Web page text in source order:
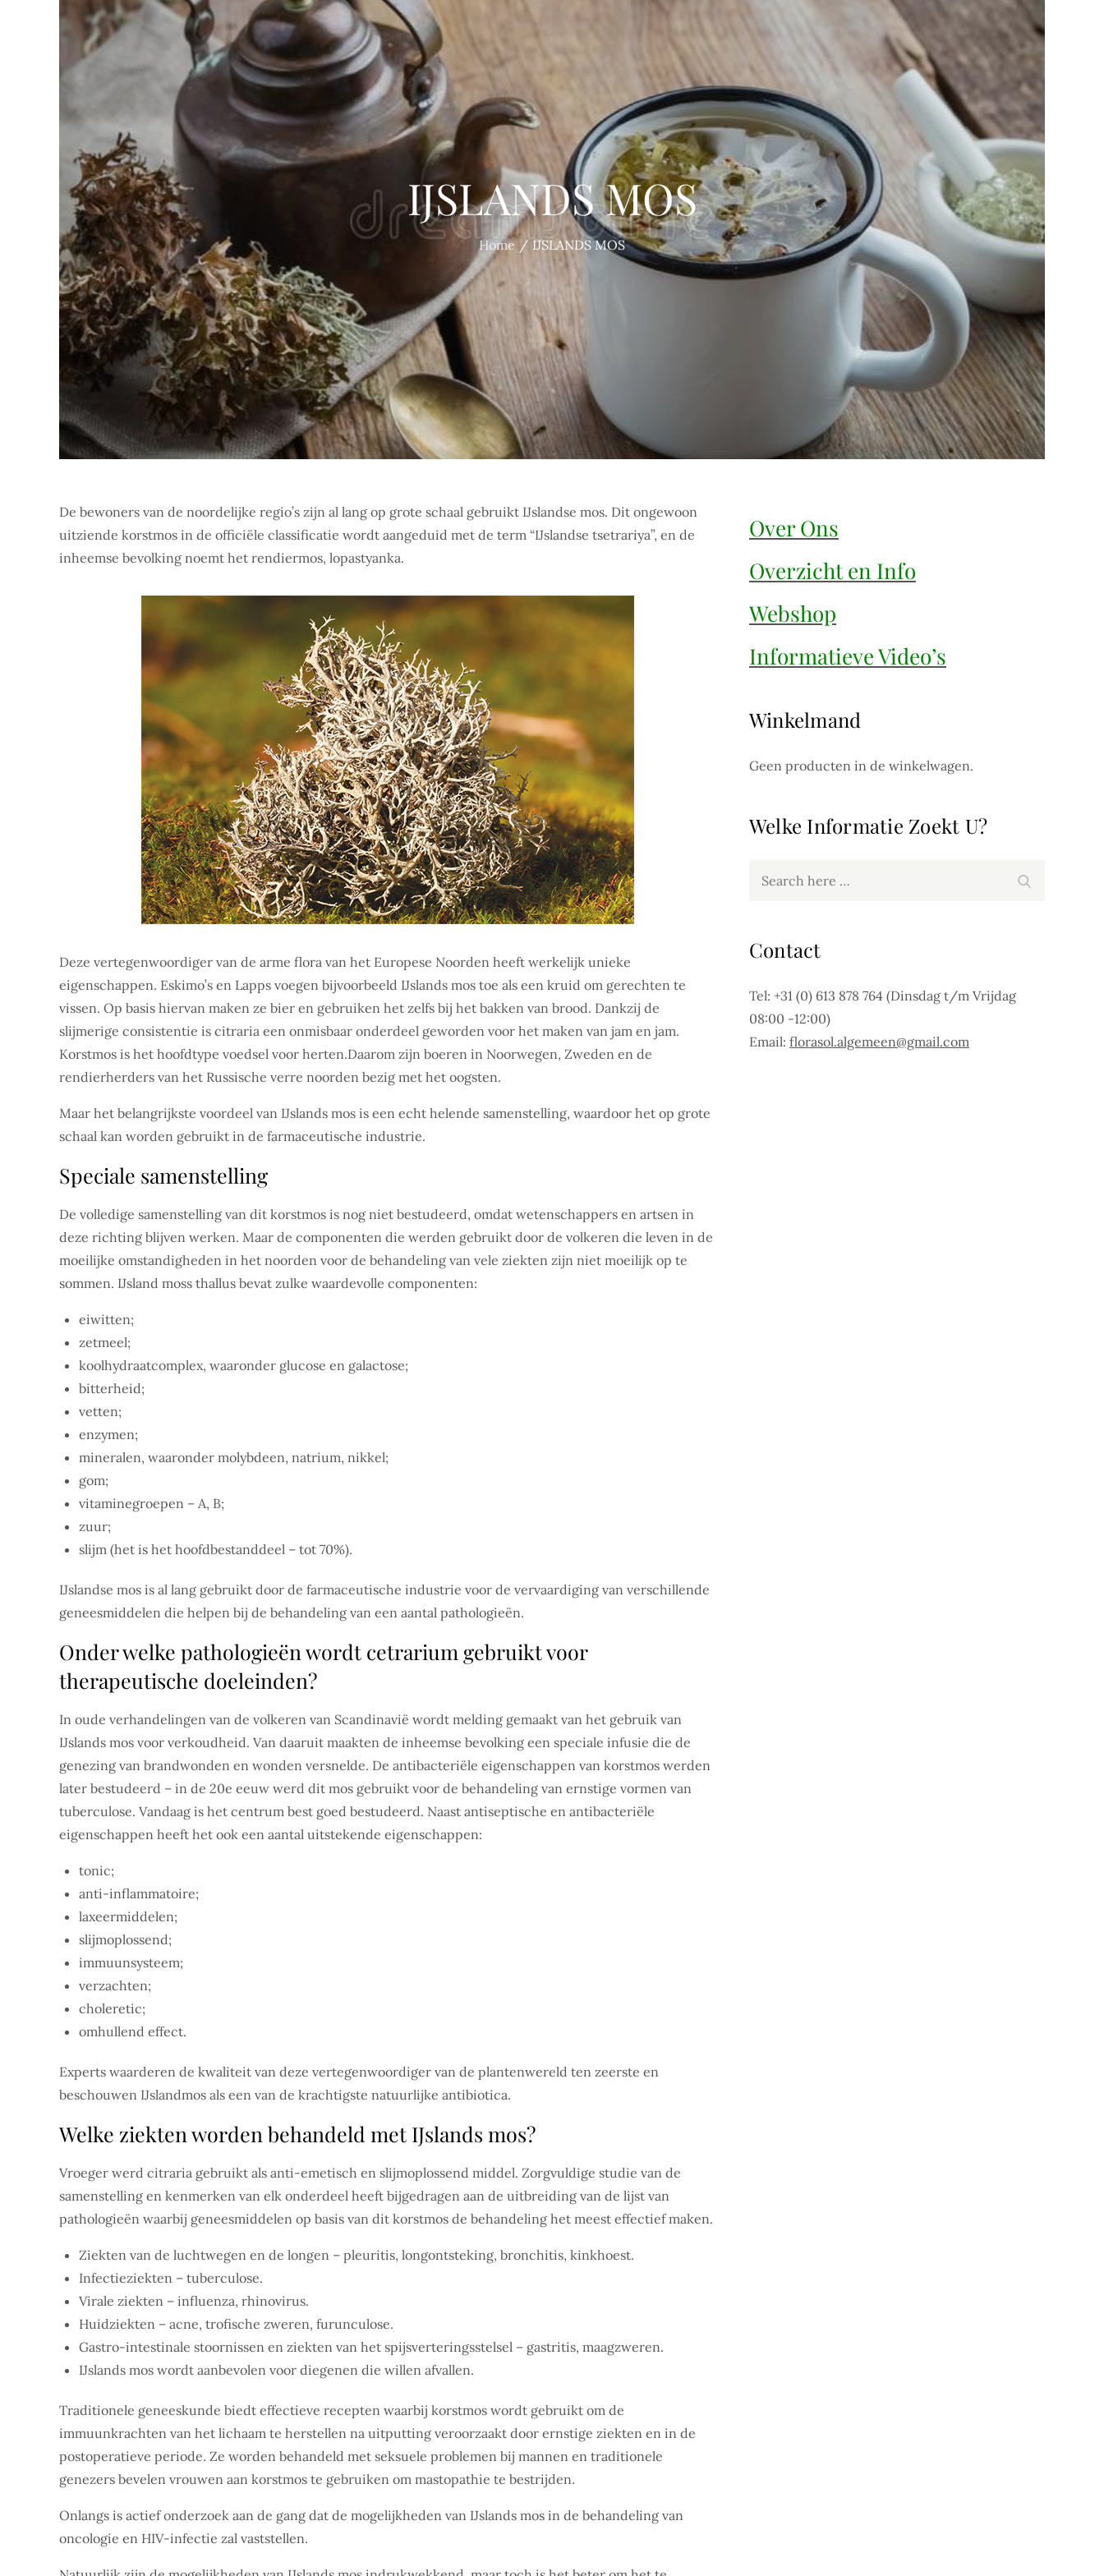
IJSLANDS MOS
Home IJSLANDS MOS
De bewoners van de noordelijke regio’s zijn al lang op grote schaal gebruikt IJslandse mos. Dit ongewoon
uitziende korstmos in de officiële classificatie wordt aangeduid met de term “IJslandse tsetrariya”, en de
inheemse bevolking noemt het rendiermos, lopastyanka.
Deze vertegenwoordiger van de arme flora van het Europese Noorden heeft werkelijk unieke
eigenschappen. Eskimo’s en Lapps voegen bijvoorbeeld IJslands mos toe als een kruid om gerechten te
vissen. Op basis hiervan maken ze bier en gebruiken het zelfs bij het bakken van brood. Dankzij de
slijmerige consistentie is citraria een onmisbaar onderdeel geworden voor het maken van jam en jam.
Korstmos is het hoofdtype voedsel voor herten.Daarom zijn boeren in Noorwegen, Zweden en de
rendierherders van het Russische verre noorden bezig met het oogsten.
Maar het belangrijkste voordeel van IJslands mos is een echt helende samenstelling, waardoor het op grote
schaal kan worden gebruikt in de farmaceutische industrie.
Speciale samenstelling
De volledige samenstelling van dit korstmos is nog niet bestudeerd, omdat wetenschappers en artsen in
deze richting blijven werken. Maar de componenten die werden gebruikt door de volkeren die leven in de
moeilijke omstandigheden in het noorden voor de behandeling van vele ziekten zijn niet moeilijk op te
sommen. IJsland moss thallus bevat zulke waardevolle componenten:
eiwitten;
zetmeel;
koolhydraatcomplex, waaronder glucose en galactose;
bitterheid;
vetten;
enzymen;
mineralen, waaronder molybdeen, natrium, nikkel;
gom;
vitaminegroepen – A, B;
zuur;
slijm (het is het hoofdbestanddeel – tot 70%).
IJslandse mos is al lang gebruikt door de farmaceutische industrie voor de vervaardiging van verschillende
geneesmiddelen die helpen bij de behandeling van een aantal pathologieën.
Onder welke pathologieën wordt cetrarium gebruikt voor
therapeutische doeleinden?
In oude verhandelingen van de volkeren van Scandinavië wordt melding gemaakt van het gebruik van
IJslands mos voor verkoudheid. Van daaruit maakten de inheemse bevolking een speciale infusie die de
genezing van brandwonden en wonden versnelde. De antibacteriële eigenschappen van korstmos werden
later bestudeerd – in de 20e eeuw werd dit mos gebruikt voor de behandeling van ernstige vormen van
tuberculose. Vandaag is het centrum best goed bestudeerd. Naast antiseptische en antibacteriële
eigenschappen heeft het ook een aantal uitstekende eigenschappen:
tonic;
anti-inflammatoire;
laxeermiddelen;
slijmoplossend;
immuunsysteem;
verzachten;
choleretic;
omhullend effect.
Experts waarderen de kwaliteit van deze vertegenwoordiger van de plantenwereld ten zeerste en
beschouwen IJslandmos als een van de krachtigste natuurlijke antibiotica.
Welke ziekten worden behandeld met IJslands mos?
Vroeger werd citraria gebruikt als anti-emetisch en slijmoplossend middel. Zorgvuldige studie van de
samenstelling en kenmerken van elk onderdeel heeft bijgedragen aan de uitbreiding van de lijst van
pathologieën waarbij geneesmiddelen op basis van dit korstmos de behandeling het meest effectief maken.
Ziekten van de luchtwegen en de longen – pleuritis, longontsteking, bronchitis, kinkhoest.
Infectieziekten – tuberculose.
Virale ziekten – influenza, rhinovirus.
Huidziekten – acne, trofische zweren, furunculose.
Gastro-intestinale stoornissen en ziekten van het spijsverteringsstelsel – gastritis, maagzweren.
IJslands mos wordt aanbevolen voor diegenen die willen afvallen.
Traditionele geneeskunde biedt effectieve recepten waarbij korstmos wordt gebruikt om de
immuunkrachten van het lichaam te herstellen na uitputting veroorzaakt door ernstige ziekten en in de
postoperatieve periode. Ze worden behandeld met seksuele problemen bij mannen en traditionele
genezers bevelen vrouwen aan korstmos te gebruiken om mastopathie te bestrijden.
Onlangs is actief onderzoek aan de gang dat de mogelijkheden van IJslands mos in de behandeling van
oncologie en HIV-infectie zal vaststellen.
Over Ons
Overzicht en Info
Webshop
Informatieve Video’s
Winkelmand
Geen producten in de winkelwagen.
Welke Informatie Zoekt U?
Contact
Tel: +31 (0) 613 878 764 (Dinsdag t/m Vrijdag
08:00 -12:00)
Email: florasol.algemeen@gmail.com